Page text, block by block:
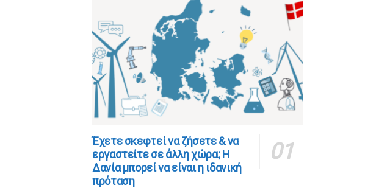
​​Έχετε σκεφτεί να ζήσετε & να
εργαστείτε σε άλλη χώρα; Η
Δανία μπορεί να είναι η ιδανική
πρόταση